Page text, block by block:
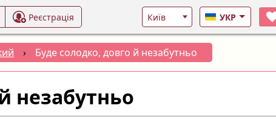
Реєстрація УКР
› Буде солодко, довго й незабутньо
незабутньо